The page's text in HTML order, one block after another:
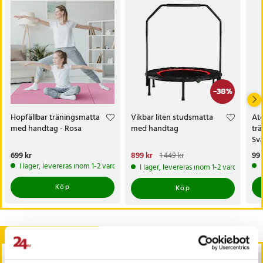
Hopfällbar träningsmatta
med handtag - Rosa
Pris:699 kr
699 kr
I lager, levereras inom 1-2 vardagar
Köp
-38%
Vikbar liten studsmatta
med handtag
Nuvarande pris
899 krTidigare pris:1 449 kr
899 kr 1 449 kr
I lager, levereras inom 1-2 vardagar
Köp
99
Andra köpte också